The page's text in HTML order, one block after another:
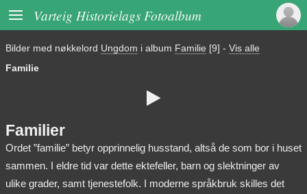
 Varteig Historielags Fotoalbum
Bilder med nøkkelord Ungdom i album Familie [9] - Vis alle
Familie

Familier
Ordet ”familie” betyr opprinnelig husstand, altså de som bor i huset
sammen. I eldre tid var dette ektefeller, barn og slektninger av
ulike grader, samt tjenestefolk. I moderne språkbruk skilles det